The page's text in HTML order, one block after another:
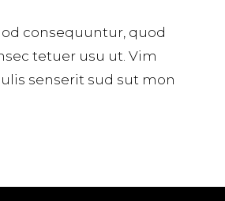
consequuntur, quod
tetuer usu ut. Vim
senserit sud sut mon